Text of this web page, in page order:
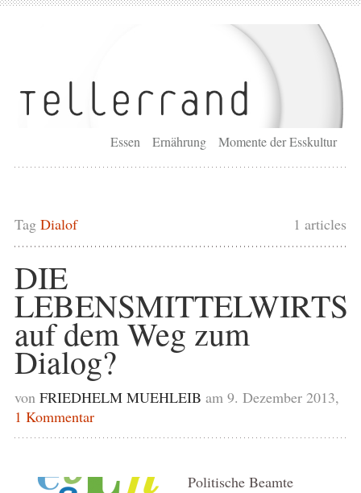
Essen Ernährung Momente der Esskultur
1 articles
Tag Dialof
DIE
auf dem Weg zum
Dialog?
von FRIEDHELM MUEHLEIB am 9. Dezember 2013,
1 Kommentar
Politische Beamte